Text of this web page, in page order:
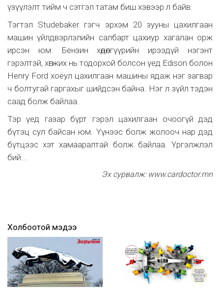
үзүүлэлт тийм ч сэтгэл татам биш хэвээр л байв.
Тэгтэл Studebaker гэгч эрхэм 20 зууны цахилгаан
машин үйлдвэрлэлийн салбарт цахиур хагалан орж
ирсэн юм. Бензин хөдөлгүүрийн ирээдүй нэгэнт
гэрэлтэй, хөгжих нь тодорхой болсон үед Edison болон
Henry Ford хоёул цахилгаан машины ядаж нэг загвар
ч болтугай гаргахыг шийдсэн байна. Нэг л зүйл тэдэн
саад болж байлаа.
Тэр үед газар бүрт гэрэл цахилгаан очоогүй дэд
бүтэц сул байсан юм. Үүнээс болж жолооч нар дэд
бүтцээс хэт хамааралтай болж байлаа. Үргэлжлэл
бий...
Эх сурвалж: www.cardoctor.mn
Холбоотой мэдээ